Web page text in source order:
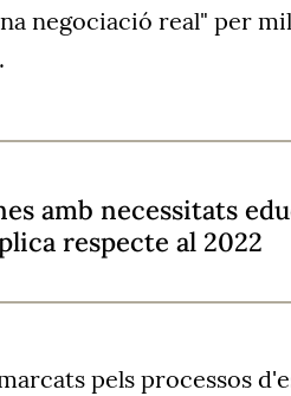
negociació real" per
amb necessitats
respecte al 2022
pels processos